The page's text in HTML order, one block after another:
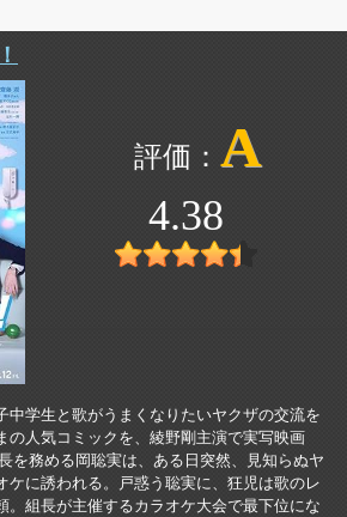
A
4.38
中学生と歌がうまくなりたいヤクザの交流を
の人気コミックを、綾野剛主演で実写映画
を務める岡聡実は、ある日突然、見知らぬヤ
ケに誘われる。戸惑う聡実に、狂児は歌のレ
。組長が主催するカラオケ大会で最下位にな